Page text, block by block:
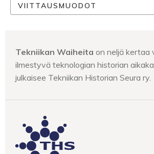
VIITTAUSMUODOT
Tekniikan Waiheita on neljä kertaa
ilmestyvä teknologian historian
julkaisee Tekniikan Historian Seura ry.